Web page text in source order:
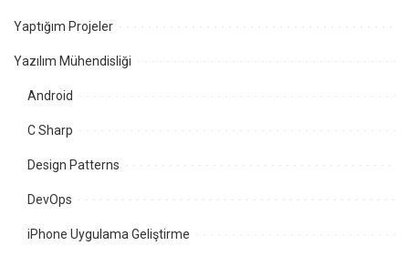
Yaptığım Projeler
Yazılım Mühendisliği
Android
C Sharp
Design Patterns
DevOps
iPhone Uygulama Geliştirme